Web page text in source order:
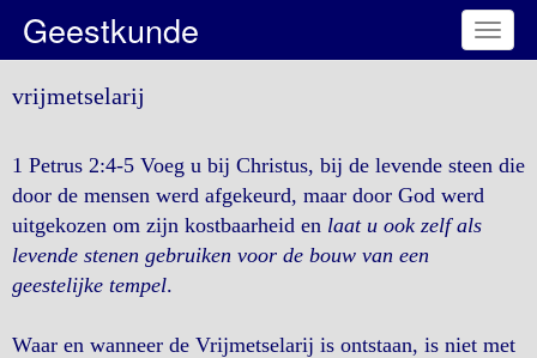
Toggle
Geestkunde
vrijmetselarij
1 Petrus 2:4-5 Voeg u bij Christus, bij de levende steen die
door de mensen werd afgekeurd, maar door God werd
uitgekozen om zijn kostbaarheid en laat u ook zelf als
levende stenen gebruiken voor de bouw van een
geestelijke tempel.
Waar en wanneer de Vrijmetselarij is ontstaan, is niet met